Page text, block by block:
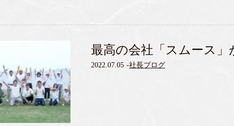
最高の会社「スムース」
2022.07.05 -社長ブログ